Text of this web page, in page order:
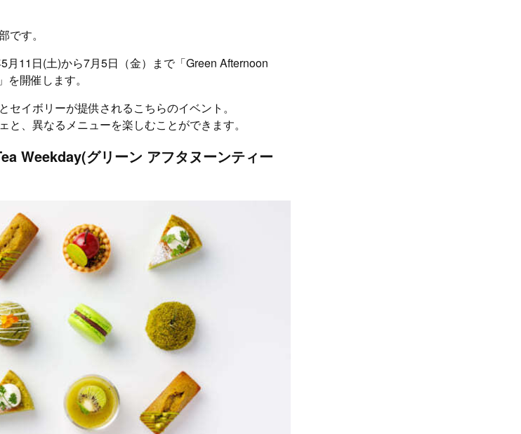
です。
月11日(土)から7月5日（金）まで「Green Afternoon
開催します。
イボリーが提供されるこちらのイベント。
、異なるメニューを楽しむことができます。
Weekday(グリーン アフタヌーンティー